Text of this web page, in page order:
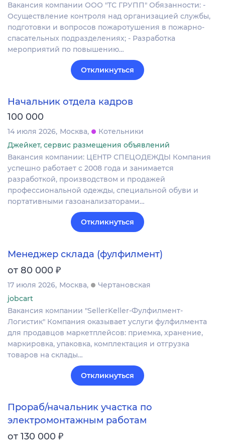
Вакансия компании ООО "ТС ГРУПП" Обязанности: -
Осуществление контроля над организацией службы,
подготовки и вопросов пожаротушения в пожарно-
спасательных подразделениях; - Разработка
мероприятий по повышению…
Откликнуться
Начальник отдела кадров
100 000
14 июля 2026 Москва
Котельники
Джейкет, сервис размещения объявлений
Вакансия компании: ЦЕНТР СПЕЦОДЕЖДЫ Компания
успешно работает с 2008 года и занимается
разработкой, производством и продажей
профессиональной одежды, специальной обуви и
портативными газоанализаторами…
Откликнуться
Менеджер склада (фулфилмент)
от 80 000 ₽
17 июля 2026 Москва
Чертановская
jobcart
Вакансия компании "SellerKeller-Фулфилмент-
Логистик" Компания оказывает услуги фулфилмента
для продавцов маркетплейсов: приемка, хранение,
маркировка, упаковка, комплектация и отгрузка
товаров на склады…
Откликнуться
Прораб/начальник участка по
электромонтажным работам
от 130 000 ₽